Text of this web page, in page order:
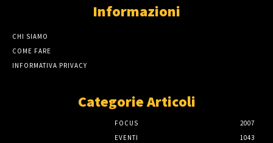
Informazioni
CHI SIAMO
COME FARE
INFORMATIVA PRIVACY
Categorie Articoli
FOCUS
2007
EVENTI
1043